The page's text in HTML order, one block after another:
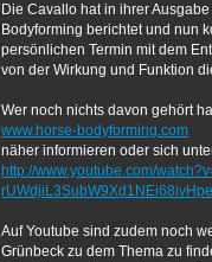
Die Cavallo hat in ihrer
Bodyforming berichtet und nun
persönlichen Termin mit dem
von der Wirkung und Funktion
Wer noch nichts davon gehört
www.horse-bodyforming.com
näher informieren oder sich
http://www.youtube.com/
Auf Youtube sind zudem noch
Grünbeck zu dem Thema zu